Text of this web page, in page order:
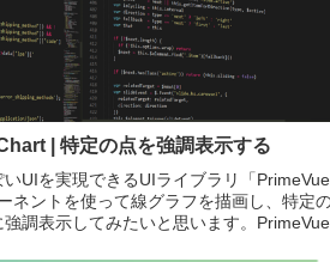
| 特定の点を強調表示する
UIを実現できるUIライブラリ「PrimeVue
ネントを使って線グラフを描画し、特定
調表示してみたいと思います。PrimeVue